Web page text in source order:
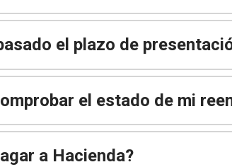
el plazo de
el estado de mi
a Hacienda?